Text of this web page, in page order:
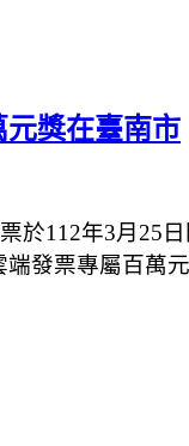
獎在臺南市
於112年3月 25
端發票專屬百萬